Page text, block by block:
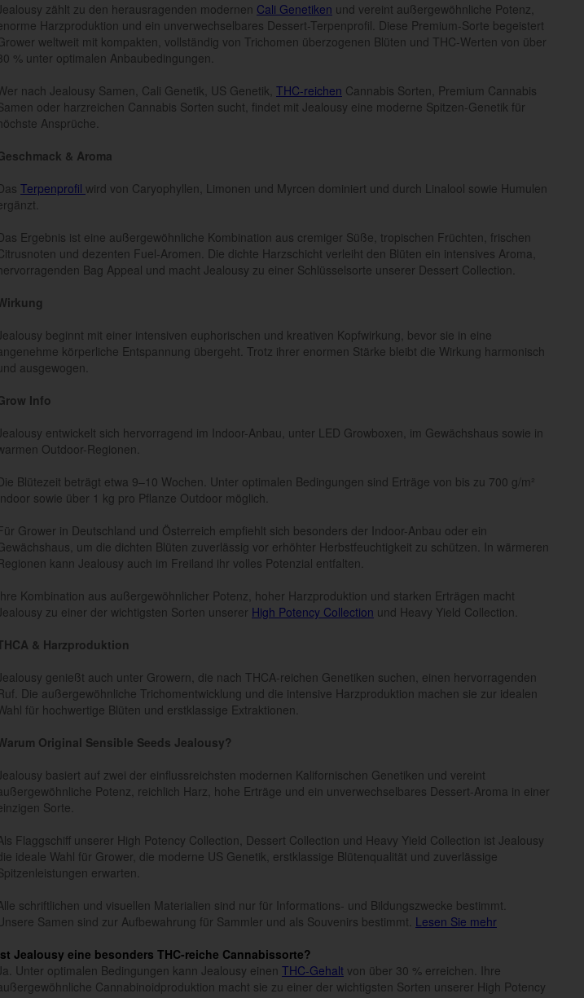
zählt zu den herausragenden modernen Cali Genetiken und vereint außergewöhnliche Potenz,
Harzproduktion und ein unverwechselbares Dessert-Terpenprofil. Diese Premium-Sorte begeistert
weltweit mit kompakten, vollständig von Trichomen überzogenen Blüten und THC-Werten von über
% unter optimalen Anbaubedingungen.
nach Jealousy Samen, Cali Genetik, US Genetik, THC-reichen Cannabis Sorten, Premium Cannabis
oder harzreichen Cannabis Sorten sucht, findet mit Jealousy eine moderne Spitzen-Genetik für
Ansprüche.
& Aroma
Terpenprofil wird von Caryophyllen, Limonen und Myrcen dominiert und durch Linalool sowie Humulen
Ergebnis ist eine außergewöhnliche Kombination aus cremiger Süße, tropischen Früchten, frischen
und dezenten Fuel-Aromen. Die dichte Harzschicht verleiht den Blüten ein intensives Aroma,
Bag Appeal und macht Jealousy zu einer Schlüsselsorte unserer Dessert Collection.
beginnt mit einer intensiven euphorischen und kreativen Kopfwirkung, bevor sie in eine
körperliche Entspannung übergeht. Trotz ihrer enormen Stärke bleibt die Wirkung harmonisch
ausgewogen.
Info
entwickelt sich hervorragend im Indoor-Anbau, unter LED Growboxen, im Gewächshaus sowie in
Outdoor-Regionen.
Blütezeit beträgt etwa 9–10 Wochen. Unter optimalen Bedingungen sind Erträge von bis zu 700 g/m²
Indoor sowie über 1 kg pro Pflanze Outdoor möglich.
Grower in Deutschland und Österreich empfiehlt sich besonders der Indoor-Anbau oder ein
um die dichten Blüten zuverlässig vor erhöhter Herbstfeuchtigkeit zu schützen. In wärmeren
kann Jealousy auch im Freiland ihr volles Potenzial entfalten.
Ihre Kombination aus außergewöhnlicher Potenz, hoher Harzproduktion und starken Erträgen macht
zu einer der wichtigsten Sorten unserer High Potency Collection und Heavy Yield Collection.
& Harzproduktion
genießt auch unter Growern, die nach THCA-reichen Genetiken suchen, einen hervorragenden
Die außergewöhnliche Trichomentwicklung und die intensive Harzproduktion machen sie zur idealen
für hochwertige Blüten und erstklassige Extraktionen.
Original Sensible Seeds Jealousy?
basiert auf zwei der einflussreichsten modernen Kalifornischen Genetiken und vereint
Potenz, reichlich Harz, hohe Erträge und ein unverwechselbares Dessert-Aroma in einer
Sorte.
Flaggschiff unserer High Potency Collection, Dessert Collection und Heavy Yield Collection ist Jealousy
ideale Wahl für Grower, die moderne US Genetik, erstklassige Blütenqualität und zuverlässige
erwarten.
schriftlichen und visuellen Materialien sind nur für Informations- und Bildungszwecke bestimmt.
Samen sind zur Aufbewahrung für Sammler und als Souvenirs bestimmt. Lesen Sie mehr
Jealousy eine besonders THC-reiche Cannabissorte?
Unter optimalen Bedingungen kann Jealousy einen THC-Gehalt von über 30 % erreichen. Ihre
Cannabinoidproduktion macht sie zu einer der wichtigsten Sorten unserer High Potency